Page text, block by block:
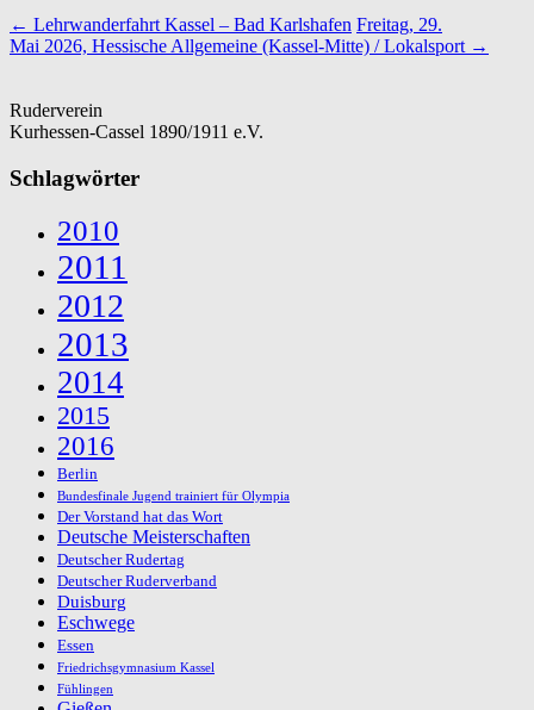
← Lehrwanderfahrt Kassel – Bad Karlshafen Freitag, 29.
Mai 2026, Hessische Allgemeine (Kassel-Mitte) / Lokalsport →
Ruderverein
Kurhessen-Cassel 1890/1911 e.V.
Schlagwörter
2010
2011
2012
2013
2014
2015
2016
Berlin
Bundesfinale Jugend trainiert für Olympia
Der Vorstand hat das Wort
Deutsche Meisterschaften
Deutscher Rudertag
Deutscher Ruderverband
Duisburg
Eschwege
Essen
Friedrichsgymnasium Kassel
Fühlingen